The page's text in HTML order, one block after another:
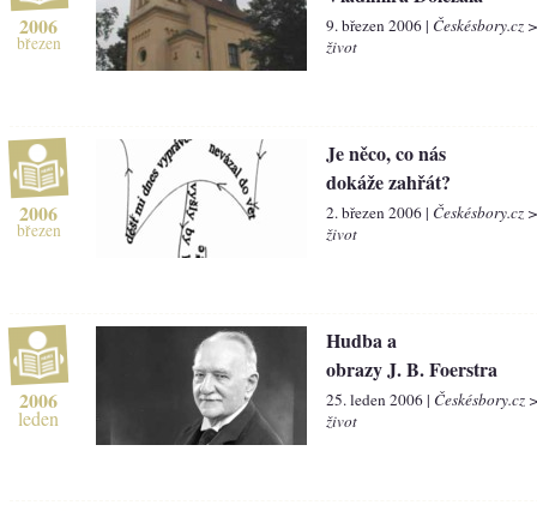
2006
březen
9. březen 2006 | Českésbory.cz
život
2006
březen
Je něco, co nás
dokáže zahřát?
2. březen 2006 | Českésbory.cz
život
2006
leden
Hudba a
obrazy J. B. Foerstra
25. leden 2006 | Českésbory.cz
život